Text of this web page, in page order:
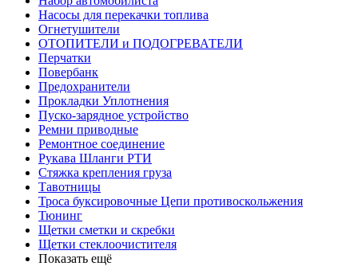
Насосы для перекачки топлива
Огнетушители
ОТОПИТЕЛИ и ПОДОГРЕВАТЕЛИ
Перчатки
Повербанк
Предохранители
Прокладки Уплотнения
Пуско-зарядное устройство
Ремни приводные
Ремонтное соединение
Рукава Шланги РТИ
Стяжка крепления груза
Тавотницы
Троса буксировочные Цепи противоскольжения
Тюнинг
Щетки сметки и скребки
Щетки стеклоочистителя
Показать ещё